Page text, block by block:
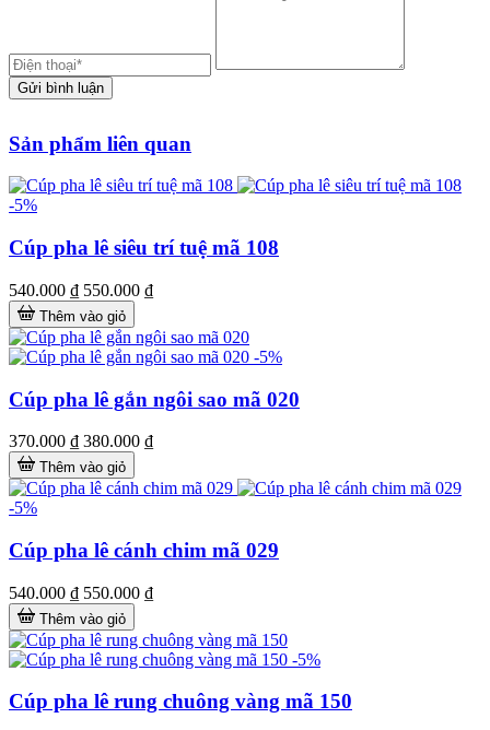
Gửi bình luận
Sản phẩm liên quan
-5%
Cúp pha lê siêu trí tuệ mã 108
540.000 ₫ 550.000 ₫
Thêm vào giỏ
-5%
Cúp pha lê gắn ngôi sao mã 020
370.000 ₫ 380.000 ₫
Thêm vào giỏ
-5%
Cúp pha lê cánh chim mã 029
540.000 ₫ 550.000 ₫
Thêm vào giỏ
-5%
Cúp pha lê rung chuông vàng mã 150